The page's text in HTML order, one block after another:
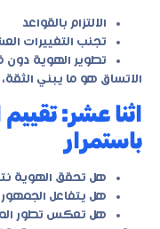
الالتزام بالقواعد
تجنب التغييرات
تطوير الهوية دون
الاتساق هو ما يبني
اثنا عشر:
باستمرار
هل تحقق الهوية
هل يتفاعل
هل تعكس تطور